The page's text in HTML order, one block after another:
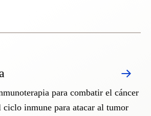
para combatir el cáncer
ciclo inmune para atacar al tumor